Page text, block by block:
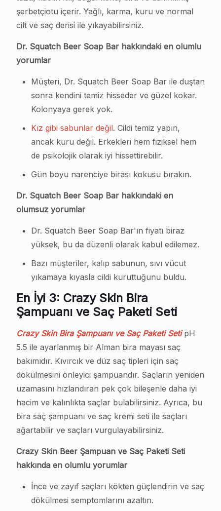
şerbetçiotu içerir. Yağlı, karma, kuru ve normal
cilt ve saç derisi ile yıkayabilirsiniz.
Dr. Squatch Beer Soap Bar hakkındaki en olumlu
yorumlar
Müşteri, Dr. Squatch Beer Soap Bar ile duştan
sonra kendini temiz hisseder ve güzel kokar.
Kolonyaya gerek yok.
Kız gibi sabunlar değil. Cildi temiz yapın,
ancak kuru değil. Erkekleri hem fiziksel hem
de psikolojik olarak iyi hissettirebilir.
Gün boyu narenciye birası kokusu bırakın.
Dr. Squatch Beer Soap Bar hakkındaki en
olumsuz yorumlar
Dr. Squatch Beer Soap Bar'ın fiyatı biraz
yüksek, bu da düzenli olarak kabul edilemez.
Bazı müşteriler, kalıp sabunun, sıvı vücut
yıkamaya kıyasla cildi kuruttuğunu buldu.
En İyi 3: Crazy Skin Bira
Şampuanı ve Saç Paketi Seti
Crazy Skin Bira Şampuanı ve Saç Paketi Seti pH
5.5 ile ayarlanmış bir Alman bira mayası saç
bakımıdır. Kıvırcık ve düz saç tipleri için saç
dökülmesini önleyici şampuandır. Saçların yeniden
uzamasını hızlandıran pek çok bileşenle daha iyi
hacim ve kalınlıkta saçlar bulabilirsiniz. Ayrıca, bu
bira saç şampuanı ve saç kremi seti ile saçları
ağartabilir ve saçları vurgulayabilirsiniz.
Crazy Skin Beer Şampuan ve Saç Paketi Seti
hakkında en olumlu yorumlar
İnce ve zayıf saçları kökten güçlendirin ve saç
dökülmesi semptomlarını azaltın.